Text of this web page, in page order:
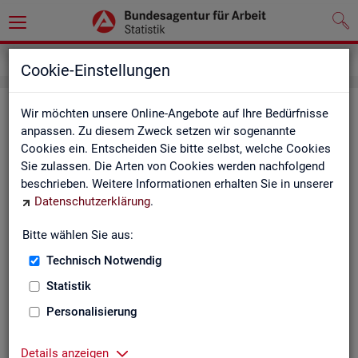
Cookie-Einstellungen
Wir möchten unsere Online-Angebote auf Ihre Bedürfnisse
anpassen. Zu diesem Zweck setzen wir sogenannte
Cookies ein. Entscheiden Sie bitte selbst, welche Cookies
Sie zulassen. Die Arten von Cookies werden nachfolgend
beschrieben. Weitere Informationen erhalten Sie in unserer
Datenschutzerklärung.
Bitte wählen Sie aus:
Technisch Notwendig
Statistik
Personalisierung
Details anzeigen
Kon­takt
Nut­zen Sie die Mög­lich­keit mit uns in Kon­takt zu tre­ten!
Sie haben Fra­gen zum An­ge­bot?
Sie be­nö­ti­gen auf Ihre Fra­ge­stel­lung zu­ge­schnit­te­ne Son­der­
Ihr Sta­tis­tik-Ser­vice hilft Ihnen wei­ter!
Zen­tra­ler Sta­tis­tik-Ser­vice